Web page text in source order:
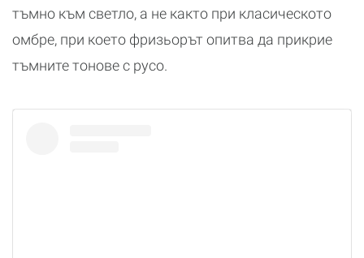
тъмно към светло, а не както при класическото
омбре, при което фризьорът опитва да прикрие
тъмните тонове с русо.